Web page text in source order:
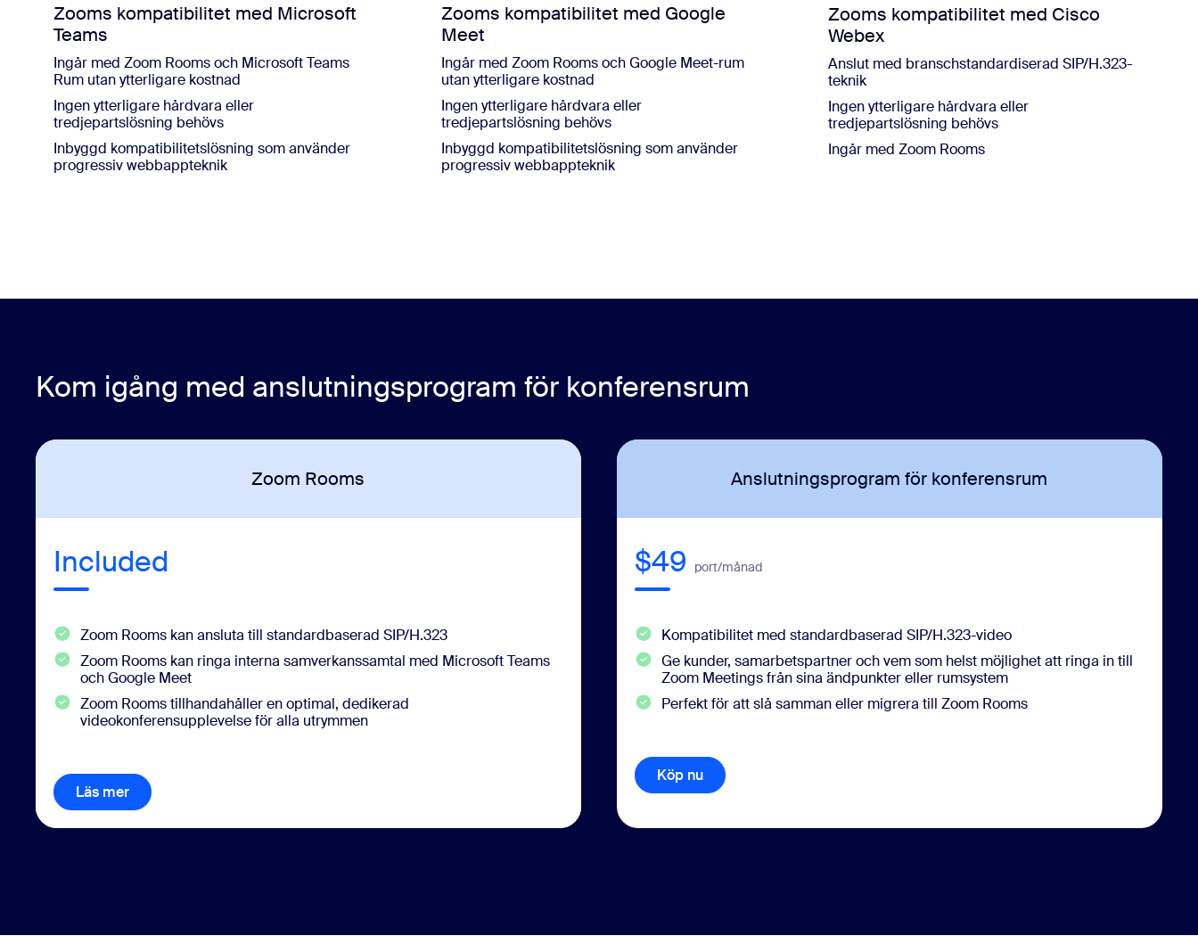
Zooms kompatibilitet med Microsoft
Teams
Ingår med Zoom Rooms och Microsoft Teams
Rum utan ytterligare kostnad
Ingen ytterligare hårdvara eller
tredjepartslösning behövs
Inbyggd kompatibilitetslösning som använder
progressiv webbappteknik
Zooms kompatibilitet med Google
Meet
Ingår med Zoom Rooms och Google Meet-rum
utan ytterligare kostnad
Ingen ytterligare hårdvara eller
tredjepartslösning behövs
Inbyggd kompatibilitetslösning som använder
progressiv webbappteknik
Zooms kompatibilitet med Cisco
Webex
Anslut med branschstandardiserad SIP/H.323-
teknik
Ingen ytterligare hårdvara eller
tredjepartslösning behövs
Ingår med Zoom Rooms
Kom igång med anslutningsprogram för konferensrum
Zoom Rooms
Included
Zoom Rooms kan ansluta till standardbaserad SIP/H.323
Zoom Rooms kan ringa interna samverkanssamtal med Microsoft Teams
och Google Meet
Zoom Rooms tillhandahåller en optimal, dedikerad
videokonferensupplevelse för alla utrymmen
Läs mer
Anslutningsprogram för konferensrum
$49 port/månad
Kompatibilitet med standardbaserad SIP/H.323-video
Ge kunder, samarbetspartner och vem som helst möjlighet att ringa in till
Zoom Meetings från sina ändpunkter eller rumsystem
Perfekt för att slå samman eller migrera till Zoom Rooms
Köp nu